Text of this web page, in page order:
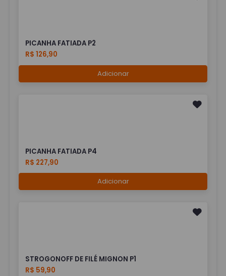
PICANHA FATIADA P2
R$ 126,90
Adicionar
PICANHA FATIADA P4
R$ 227,90
Adicionar
STROGONOFF DE FILÉ MIGNON P1
R$ 59,90